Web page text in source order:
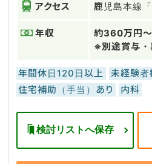
アクセス 鹿児島本線「
年収
約360万円
※別途賞与・
年間休日120日以上 未経験者
住宅補助（手当）あり
内科
検討リストへ保存